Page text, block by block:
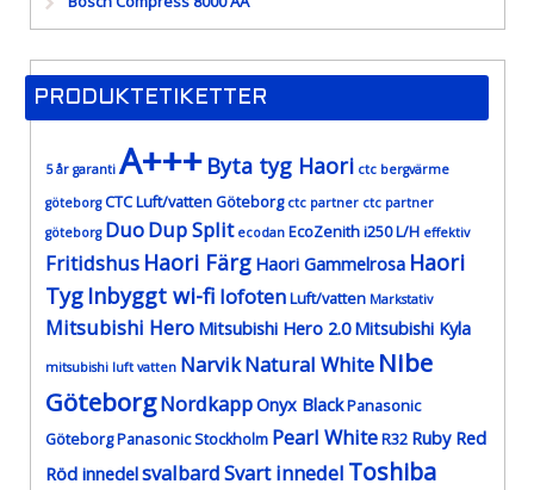
PRODUKTETIKETTER
5 år garanti A+++ Byta tyg Haori ctc bergvärme
göteborg CTC Luft/vatten Göteborg ctc partner ctc partner
göteborg DuoDup Split ecodan EcoZenith i250 L/H effektiv
Fritidshus Haori Färg Haori Gammelrosa Haori
Tyg Inbyggt wi-fi lofotenLuft/vatten Markstativ
Mitsubishi Hero Mitsubishi Hero 2.0 Mitsubishi Kyla
mitsubishi luft vatten NarvikNatural White Nibe
GöteborgNordkappOnyx BlackPanasonic
GöteborgPanasonic Stockholm Pearl WhiteR32 Ruby Red
Röd innedelsvalbardSvart innedel Toshiba